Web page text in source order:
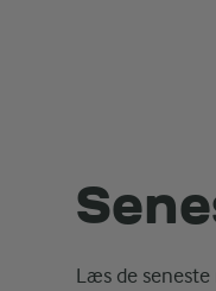
Læs de seneste